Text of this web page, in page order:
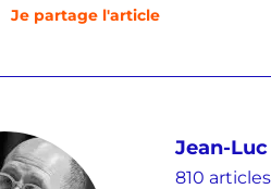
Je partage l'article
Jean-
810 articles